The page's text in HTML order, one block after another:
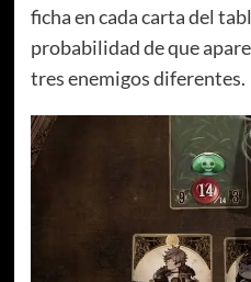
ficha en cada carta del
probabilidad de que
tres enemigos diferentes.